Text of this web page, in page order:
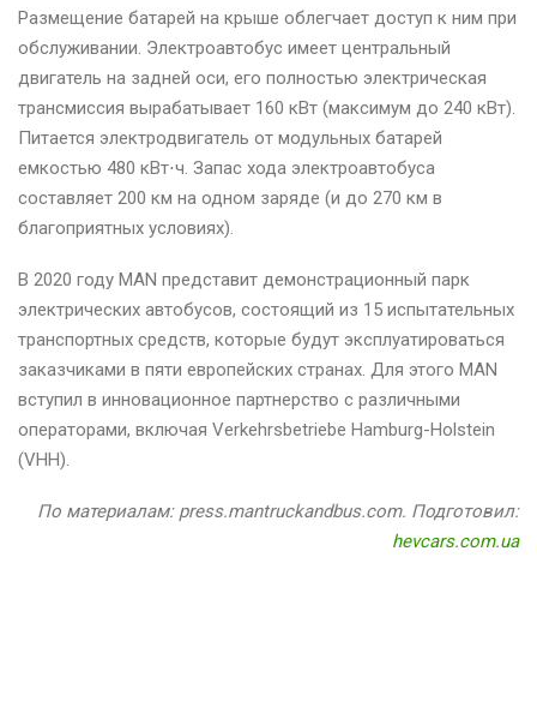
Размещение батарей на крыше облегчает доступ к ним при
обслуживании. Электроавтобус имеет центральный
двигатель на задней оси, его полностью электрическая
трансмиссия вырабатывает 160 кВт (максимум до 240 кВт).
Питается электродвигатель от модульных батарей
емкостью 480 кВт⋅ч. Запас хода электроавтобуса
составляет 200 км на одном заряде (и до 270 км в
благоприятных условиях).
В 2020 году MAN представит демонстрационный парк
электрических автобусов, состоящий из 15 испытательных
транспортных средств, которые будут эксплуатироваться
заказчиками в пяти европейских странах. Для этого MAN
вступил в инновационное партнерство с различными
операторами, включая Verkehrsbetriebe Hamburg-Holstein
(VHH).
По материалам: press.mantruckandbus.com. Подготовил:
hevcars.com.ua